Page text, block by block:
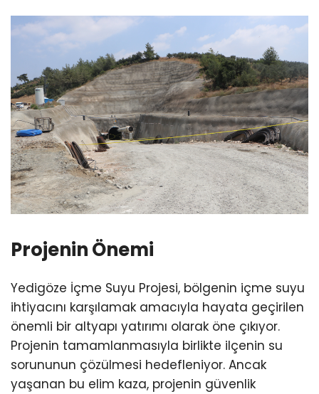
Projenin Önemi
Yedigöze İçme Suyu Projesi, bölgenin içme suyu
ihtiyacını karşılamak amacıyla hayata geçirilen
önemli bir altyapı yatırımı olarak öne çıkıyor.
Projenin tamamlanmasıyla birlikte ilçenin su
sorununun çözülmesi hedefleniyor. Ancak
yaşanan bu elim kaza, projenin güvenlik